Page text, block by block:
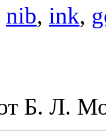
nib, ink,
Б. Л.